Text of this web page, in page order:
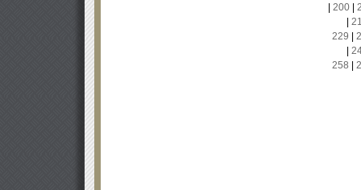
200|
229
258